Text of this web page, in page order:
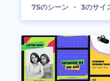
75のシーン 3のサイ